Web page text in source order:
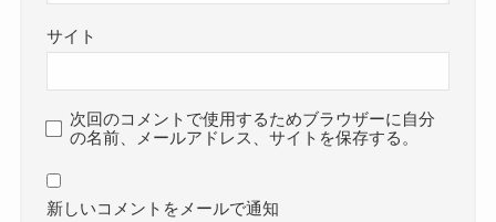
サイト
次回のコメントで使用するためブラウザーに自分
の名前、メールアドレス、サイトを保存する。
新しいコメントをメールで通知